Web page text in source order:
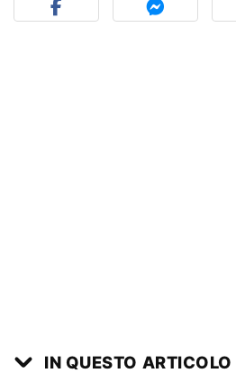
IN QUESTO ARTICOLO